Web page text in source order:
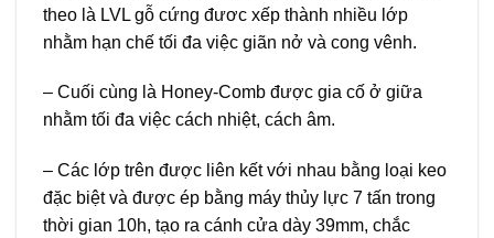
theo là LVL gỗ cứng đươc xếp thành nhiều lớp
nhằm hạn chế tối đa việc giãn nở và cong vênh.
– Cuối cùng là Honey-Comb được gia cố ở giữa
nhằm tối đa việc cách nhiệt, cách âm.
– Các lớp trên được liên kết với nhau bằng loại keo
đặc biệt và được ép bằng máy thủy lực 7 tấn trong
thời gian 10h, tạo ra cánh cửa dày 39mm, chắc